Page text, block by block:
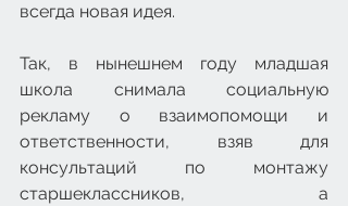
всегда новая идея.
Так, в нынешнем году младшая
школа снимала социальную
рекламу о взаимопомощи и
ответственности, взяв для
консультаций по монтажу
старшеклассников, а